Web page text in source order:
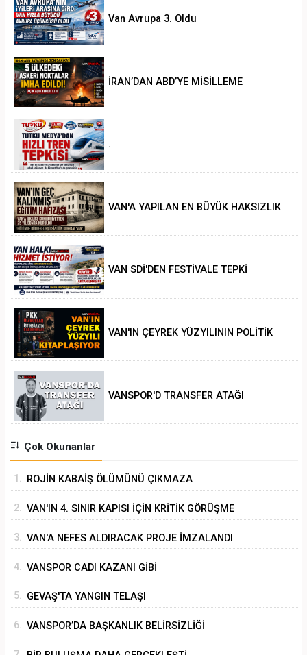
Van Avrupa 3. Oldu
İRAN’DAN ABD’YE MİSİLLEME
.
VAN'A YAPILAN EN BÜYÜK HAKSIZLIK
VAN SDİ'DEN FESTİVALE TEPKİ
VAN'IN ÇEYREK YÜZYILININ POLİTİK
VANSPOR'D TRANSFER ATAĞI
Çok Okunanlar
1. ROJİN KABAİŞ ÖLÜMÜNÜ ÇIKMAZA
2. VAN'IN 4. SINIR KAPISI İÇİN KRİTİK GÖRÜŞME
3. VAN'A NEFES ALDIRACAK PROJE İMZALANDI
4. VANSPOR CADI KAZANI GİBİ
5. GEVAŞ'TA YANGIN TELAŞI
6. VANSPOR’DA BAŞKANLIK BELİRSİZLİĞİ